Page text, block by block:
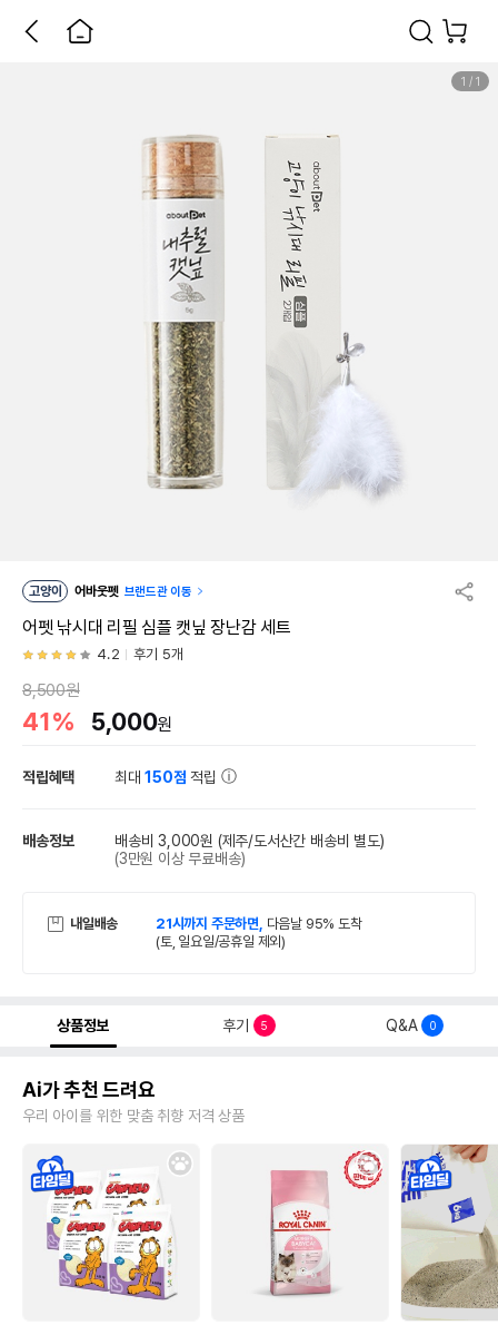
1 / 1
고양이 어바웃펫 브랜드관 이동
어펫 낚시대 리필 심플 캣닢 장난감 세트
4.2 후기 5개
8,500원
41% 5,000원
적립혜택 최대150점 적립
배송정보 배송비 3,000원 (제주/도서산간 배송비 별도)
(3만원 이상 무료배송)
내일배송 21시까지 주문하면, 다음날 95% 도착
(토, 일요일/공휴일 제외)
상품정보 후기 5 Q&A 0
Ai가 추천 드려요
우리 아이를 위한 맞춤 취향 저격 상품